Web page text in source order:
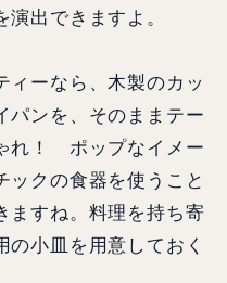
出できますよ。
ーなら、木製のカッ
パンを、そのままテー
れ！ ポップなイメー
ックの食器を使うこと
ますね。料理を持ち寄
の小皿を用意しておく